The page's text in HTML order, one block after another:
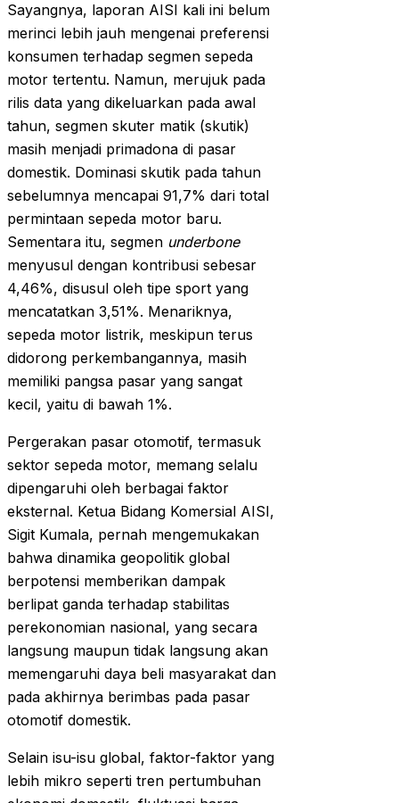
Sayangnya, laporan AISI kali ini belum
merinci lebih jauh mengenai preferensi
konsumen terhadap segmen sepeda
motor tertentu. Namun, merujuk pada
rilis data yang dikeluarkan pada awal
tahun, segmen skuter matik (skutik)
masih menjadi primadona di pasar
domestik. Dominasi skutik pada tahun
sebelumnya mencapai 91,7% dari total
permintaan sepeda motor baru.
Sementara itu, segmen underbone
menyusul dengan kontribusi sebesar
4,46%, disusul oleh tipe sport yang
mencatatkan 3,51%. Menariknya,
sepeda motor listrik, meskipun terus
didorong perkembangannya, masih
memiliki pangsa pasar yang sangat
kecil, yaitu di bawah 1%.
Pergerakan pasar otomotif, termasuk
sektor sepeda motor, memang selalu
dipengaruhi oleh berbagai faktor
eksternal. Ketua Bidang Komersial AISI,
Sigit Kumala, pernah mengemukakan
bahwa dinamika geopolitik global
berpotensi memberikan dampak
berlipat ganda terhadap stabilitas
perekonomian nasional, yang secara
langsung maupun tidak langsung akan
memengaruhi daya beli masyarakat dan
pada akhirnya berimbas pada pasar
otomotif domestik.
Selain isu-isu global, faktor-faktor yang
lebih mikro seperti tren pertumbuhan